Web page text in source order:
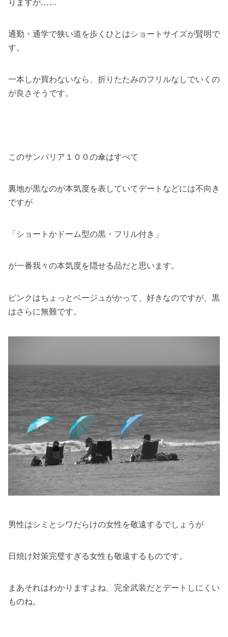
りますが……
通勤・通学で狭い道を歩くひとはショートサイズが賢明で
す。
一本しか買わないなら、折りたたみのフリルなしでいくの
が良さそうです。
このサンバリア１００の傘はすべて
裏地が黒なのが本気度を表していてデートなどには不向き
ですが
「ショートかドーム型の黒・フリル付き」
が一番我々の本気度を隠せる品だと思います。
ピンクはちょっとベージュがかって、好きなのですが、黒
はさらに無難です。
男性はシミとシワだらけの女性を敬遠するでしょうが
日焼け対策完璧すぎる女性も敬遠するものです。
まあそれはわかりますよね、完全武装だとデートしにくい
ものね。